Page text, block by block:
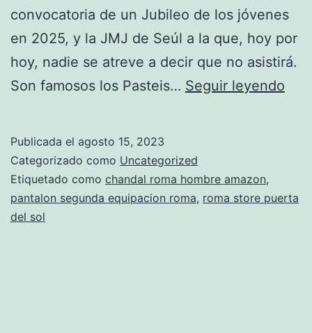
convocatoria de un Jubileo de los jóvenes
en 2025, y la JMJ de Seúl a la que, hoy por
hoy, nadie se atreve a decir que no asistirá.
Son famosos los Pasteis… Seguir leyendo
Publicada el agosto 15, 2023
Categorizado como Uncategorized
Etiquetado como chandal roma hombre amazon,
pantalon segunda equipacion roma, roma store puerta
del sol